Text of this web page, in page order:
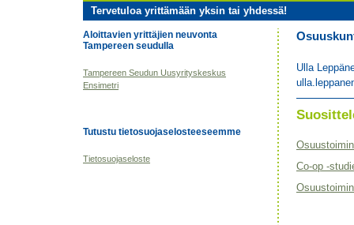
Tervetuloa yrittämään yksin tai yhdessä!
Aloittavien yrittäjien neuvonta
Tampereen seudulla
Tampereen Seudun Uusyrityskeskus
Ensimetri
Tutustu tietosuojaselosteeseemme
Tietosuojaseloste
Ulla
Co-op -